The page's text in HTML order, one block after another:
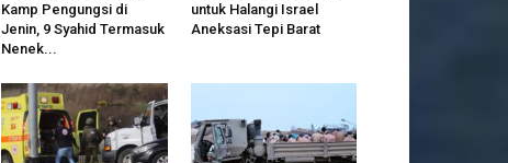
Kamp Pengungsi di
Jenin, 9 Syahid Termasuk
Nenek...
untuk Halangi Israel
Aneksasi Tepi Barat